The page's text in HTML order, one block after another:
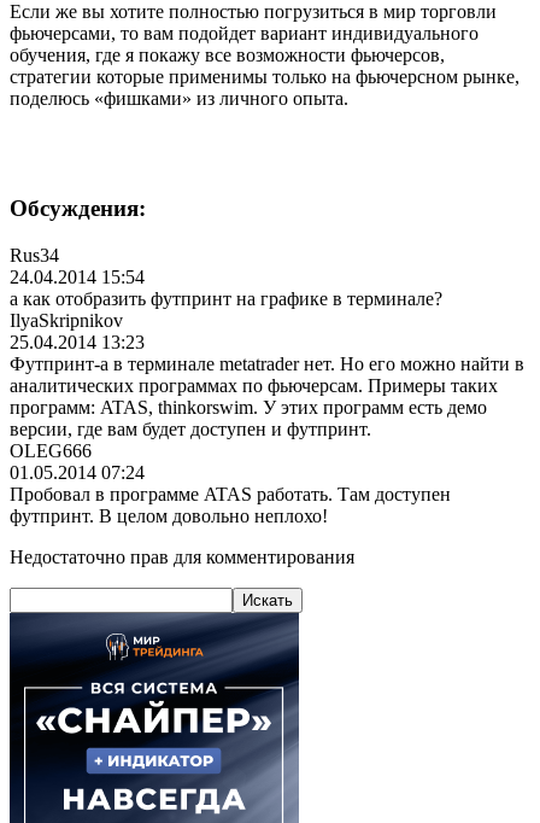
Если же вы хотите полностью погрузиться в мир торговли
фьючерсами, то вам подойдет вариант индивидуального
обучения, где я покажу все возможности фьючерсов,
стратегии которые применимы только на фьючерсном рынке,
поделюсь «фишками» из личного опыта.
Обсуждения:
Rus34
24.04.2014 15:54
а как отобразить футпринт на графике в терминале?
IlyaSkripnikov
25.04.2014 13:23
Футпринт-а в терминале metatrader нет. Но его можно найти в
аналитических программах по фьючерсам. Примеры таких
программ: ATAS, thinkorswim. У этих программ есть демо
версии, где вам будет доступен и футпринт.
OLEG666
01.05.2014 07:24
Пробовал в программе ATAS работать. Там доступен
футпринт. В целом довольно неплохо!
Недостаточно прав для комментирования